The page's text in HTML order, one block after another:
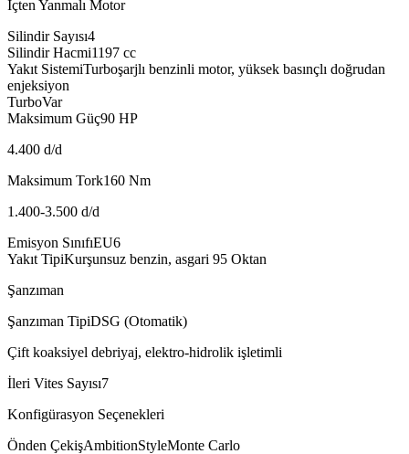
İçten Yanmalı Motor
Silindir Sayısı4
Silindir Hacmi1197 cc
Yakıt SistemiTurboşarjlı benzinli motor, yüksek basınçlı doğrudan
enjeksiyon
TurboVar
Maksimum Güç90 HP
4.400 d/d
Maksimum Tork160 Nm
1.400-3.500 d/d
Emisyon SınıfıEU6
Yakıt TipiKurşunsuz benzin, asgari 95 Oktan
Şanzıman
Şanzıman TipiDSG (Otomatik)
Çift koaksiyel debriyaj, elektro-hidrolik işletimli
İleri Vites Sayısı7
Konfigürasyon Seçenekleri
Önden ÇekişAmbitionStyleMonte Carlo